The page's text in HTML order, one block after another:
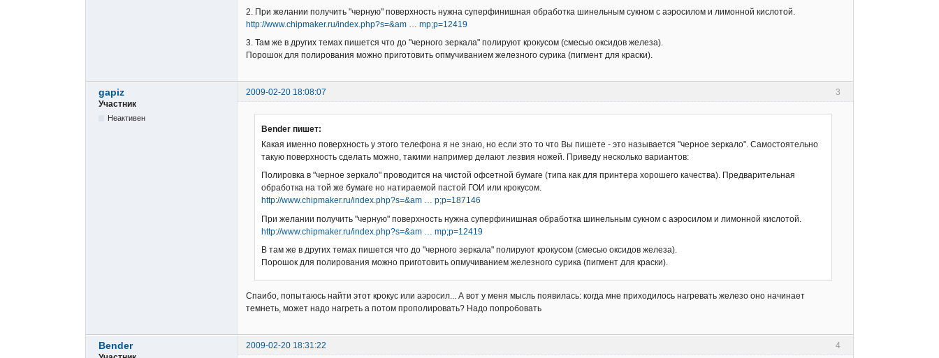
2. При желании получить "черную" поверхность нужна суперфинишная обработка шинельным сукном с аэросилом и лимонной кислотой.
http://www.chipmaker.ru/index.php?s=&am … mp;p=12419
3. Там же в других темах пишется что до "черного зеркала" полируют крокусом (смесью оксидов железа).
Порошок для полирования можно приготовить опмучиванием железного сурика (пигмент для краски).
3
gapiz
2009-02-20 18:08:07
Участник
Неактивен
Bender пишет:
Какая именно поверхность у этого телефона я не знаю, но если это то что Вы пишете - это называется "черное зеркало". Самостоятельно
такую поверхность сделать можно, такими например делают лезвия ножей. Приведу несколько вариантов:
Полировка в "черное зеркало" проводится на чистой офсетной бумаге (типа как для принтера хорошего качества). Предварительная
обработка на той же бумаге но натираемой пастой ГОИ или крокусом.
http://www.chipmaker.ru/index.php?s=&am … p;p=187146
При желании получить "черную" поверхность нужна суперфинишная обработка шинельным сукном с аэросилом и лимонной кислотой.
http://www.chipmaker.ru/index.php?s=&am … mp;p=12419
В там же в других темах пишется что до "черного зеркала" полируют крокусом (смесью оксидов железа).
Порошок для полирования можно приготовить опмучиванием железного сурика (пигмент для краски).
Спаибо, попытаюсь найти этот крокус или аэросил... А вот у меня мысль появилась: когда мне приходилось нагревать железо оно начинает
темнеть, может надо нагреть а потом прополировать? Надо попробовать
4
Bender
2009-02-20 18:31:22